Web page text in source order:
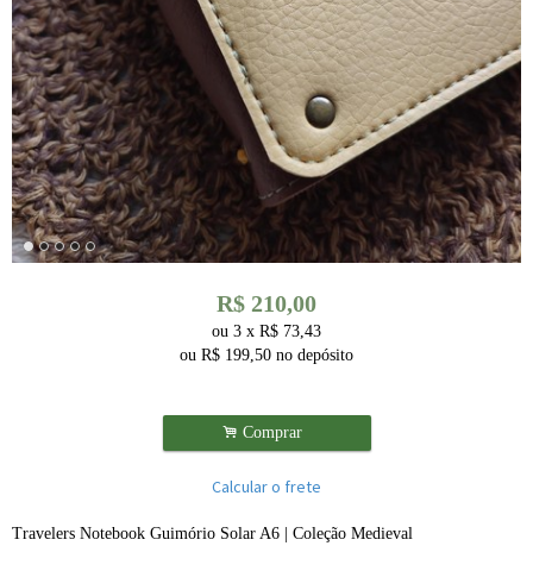
R$ 210,00
ou 3 x R$ 73,43
ou R$ 199,50 no depósito
. Comprar
Calcular o frete
Travelers Notebook Guimório Solar A6 | Coleção Medieval